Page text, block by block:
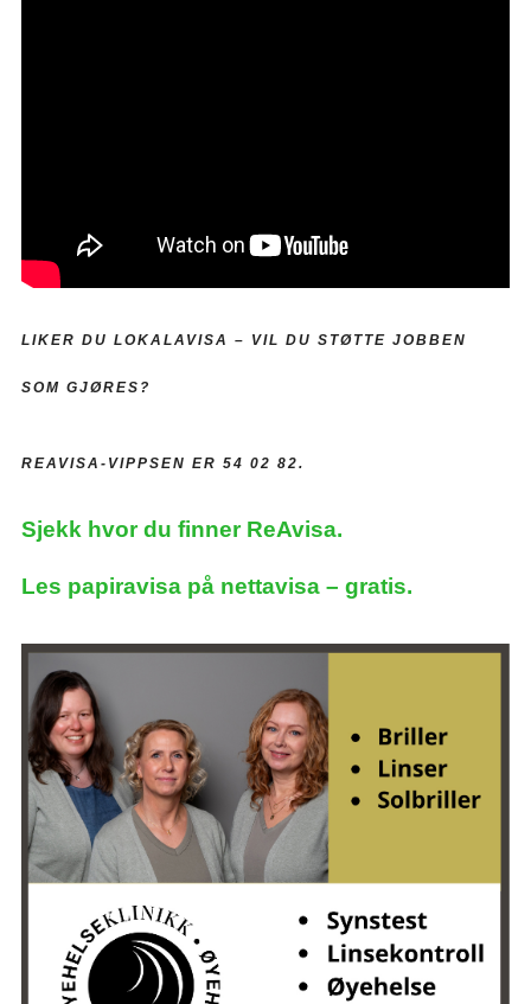
LIKER DU LOKALAVISA – VIL DU STØTTE JOBBEN
SOM GJØRES?
REAVISA-VIPPSEN ER 54 02 82.
Sjekk hvor du finner ReAvisa.
Les papiravisa på nettavisa – gratis.